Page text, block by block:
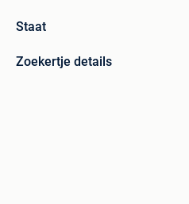
Staat
Zoekertje details